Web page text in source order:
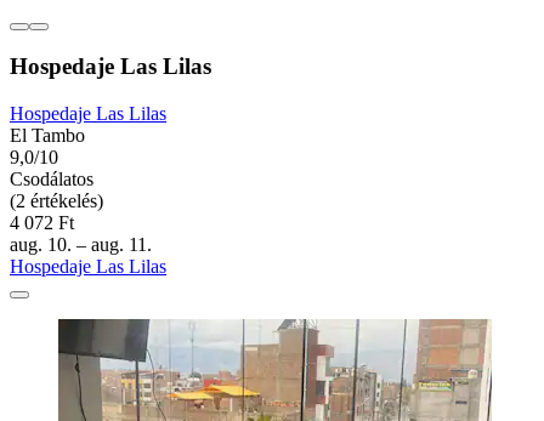
Hospedaje Las Lilas
Hospedaje Las Lilas
El Tambo
9,0/10
Csodálatos
(2 értékelés)
4 072 Ft
aug. 10. – aug. 11.
Hospedaje Las Lilas